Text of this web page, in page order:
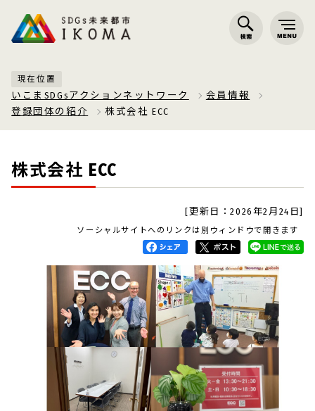
現在位置
いこまSDGsアクションネットワーク
会員情報
登録団体の紹介
株式会社 ECC
株式会社 ECC
[更新日：2026年2月24日]
ソーシャルサイトへのリンクは別ウィンドウで開きます